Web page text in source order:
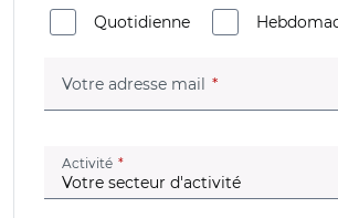
Quotidienne
Votre adresse mail (champ
Activité (champ obligatoire)